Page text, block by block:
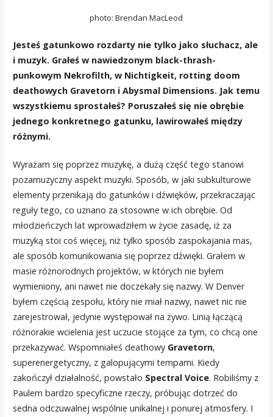
photo: Brendan MacLeod
Jesteś gatunkowo rozdarty nie tylko jako słuchacz, ale
i muzyk. Grałeś w nawiedzonym black-thrash-
punkowym Nekrofilth, w Nichtigkeit, rotting doom
deathowych Gravetorn i Abysmal Dimensions. Jak temu
wszystkiemu sprostałeś? Poruszałeś się nie obrębie
jednego konkretnego gatunku, lawirowałeś między
różnymi.
Wyrażam się poprzez muzykę, a dużą część tego stanowi
pozamuzyczny aspekt muzyki. Sposób, w jaki subkulturowe
elementy przenikają do gatunków i dźwięków, przekraczając
reguły tego, co uznano za stosowne w ich obrębie. Od
młodzieńczych lat wprowadziłem w życie zasadę, iż za
muzyką stoi coś więcej, niż tylko sposób zaspokajania mas,
ale sposób komunikowania się poprzez dźwięki. Grałem w
masie różnorodnych projektów, w których nie byłem
wymieniony, ani nawet nie doczekały się nazwy. W Denver
byłem częścią zespołu, który nie miał nazwy, nawet nic nie
zarejestrował, jedynie występował na żywo. Linią łączącą
różnorakie wcielenia jest uczucie stojące za tym, co chcą one
przekazywać. Wspomniałeś deathowy Gravetorn,
superenergetyczny, z galopującymi tempami. Kiedy
zakończył działalność, powstało Spectral Voice. Robiliśmy z
Paulem bardzo specyficzne rzeczy, próbując dotrzeć do
sedna odczuwalnej wspólnie unikalnej i ponurej atmosfery. I